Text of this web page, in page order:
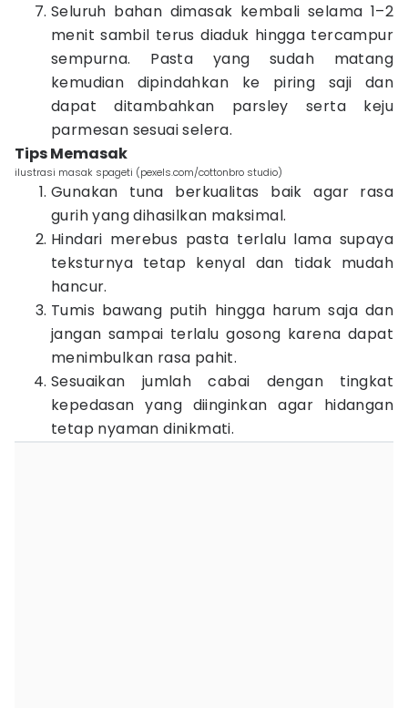
Seluruh bahan dimasak kembali selama 1–2
menit sambil terus diaduk hingga tercampur
sempurna. Pasta yang sudah matang
kemudian dipindahkan ke piring saji dan
dapat ditambahkan parsley serta keju
parmesan sesuai selera.
Tips Memasak
ilustrasi masak spageti (pexels.com/cottonbro studio)
Gunakan tuna berkualitas baik agar rasa
gurih yang dihasilkan maksimal.
Hindari merebus pasta terlalu lama supaya
teksturnya tetap kenyal dan tidak mudah
hancur.
Tumis bawang putih hingga harum saja dan
jangan sampai terlalu gosong karena dapat
menimbulkan rasa pahit.
Sesuaikan jumlah cabai dengan tingkat
kepedasan yang diinginkan agar hidangan
tetap nyaman dinikmati.